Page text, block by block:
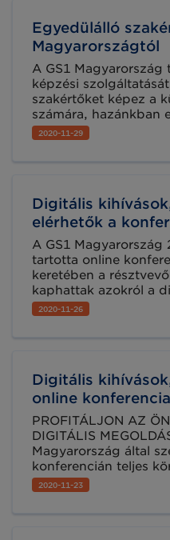
folyamatokban.
Egyedülálló
Magyarországtól
A GS1
képzési
szakértőket képez a
számára, hazánkban
tudásanyaggal. Ez a
ennyire naprakész
Magyarországon.
részt képzéseinken!
2020-11-29
Digitális
elérhetők a
A GS1 Magyarország
tartotta online
keretében a
kaphattak azokról a
melyek a
megtartásának
2020-11-26
Digitális
online konferencia
PROFITÁLJON AZ
DIGITÁLIS
Magyarország által
konferencián teljes
megoldásokról,
holnaptól
2020-11-23